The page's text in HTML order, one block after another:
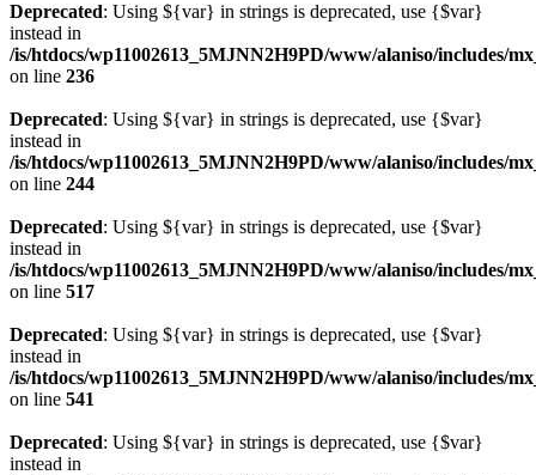
Deprecated: Using ${var} in strings is deprecated, use {$var}
instead in
/is/htdocs/wp11002613_5MJNN2H9PD/www/alaniso/includes/
on line 236
Deprecated: Using ${var} in strings is deprecated, use {$var}
instead in
/is/htdocs/wp11002613_5MJNN2H9PD/www/alaniso/includes/
on line 244
Deprecated: Using ${var} in strings is deprecated, use {$var}
instead in
/is/htdocs/wp11002613_5MJNN2H9PD/www/alaniso/includes/
on line 517
Deprecated: Using ${var} in strings is deprecated, use {$var}
instead in
/is/htdocs/wp11002613_5MJNN2H9PD/www/alaniso/includes/
on line 541
Deprecated: Using ${var} in strings is deprecated, use {$var}
instead in